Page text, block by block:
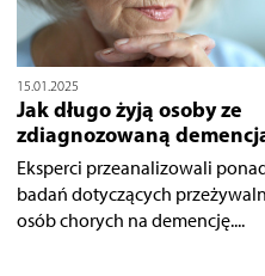
15.01.2025
Jak długo żyją osoby ze
zdiagnozowaną
Eksperci przeanalizowali
badań dotyczących
osób chorych na demencję....